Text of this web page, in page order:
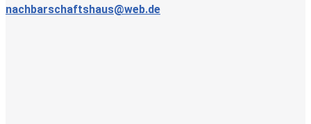
nachbarschaftshaus@web.de